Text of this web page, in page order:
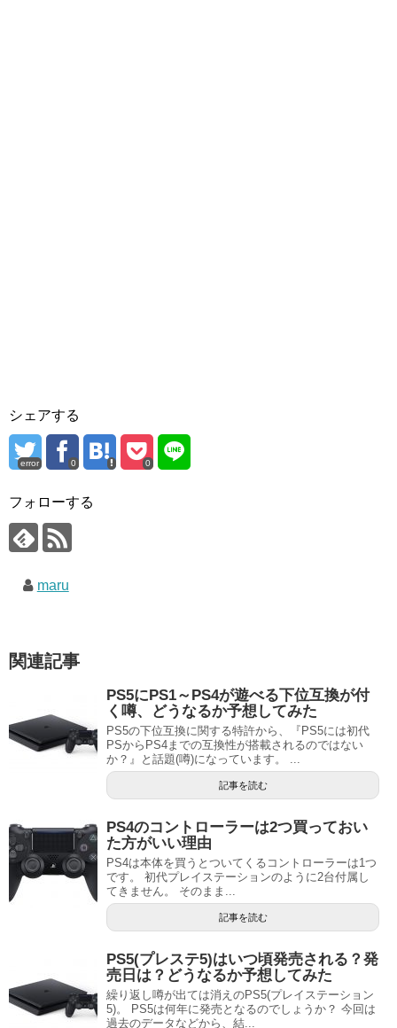
シェアする
error 0 0
フォローする
maru
関連記事
PS5にPS1～PS4が遊べる下位互換が付
く噂、どうなるか予想してみた
PS5の下位互換に関する特許から、『PS5には初代
PSからPS4までの互換性が搭載されるのではない
か？』と話題(噂)になっています。 ...
記事を読む
PS4のコントローラーは2つ買っておい
た方がいい理由
PS4は本体を買うとついてくるコントローラーは1つ
です。 初代プレイステーションのように2台付属し
てきません。 そのまま...
記事を読む
PS5(プレステ5)はいつ頃発売される？発
売日は？どうなるか予想してみた
繰り返し噂が出ては消えのPS5(プレイステーション
5)。 PS5は何年に発売となるのでしょうか？ 今回は
過去のデータなどから、結...